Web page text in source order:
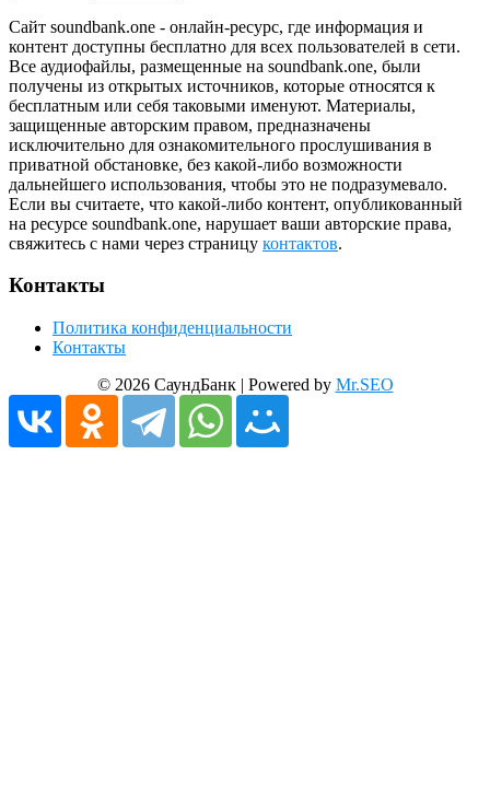
Сайт soundbank.one - онлайн-ресурс, где информация и
контент доступны бесплатно для всех пользователей в сети.
Все аудиофайлы, размещенные на soundbank.one, были
получены из открытых источников, которые относятся к
бесплатным или себя таковыми именуют. Материалы,
защищенные авторским правом, предназначены
исключительно для ознакомительного прослушивания в
приватной обстановке, без какой-либо возможности
дальнейшего использования, чтобы это не подразумевало.
Если вы считаете, что какой-либо контент, опубликованный
на ресурсе soundbank.one, нарушает ваши авторские права,
свяжитесь с нами через страницу контактов.
Контакты
Политика конфиденциальности
Контакты
© 2026 СаундБанк | Powered by Mr.SEO